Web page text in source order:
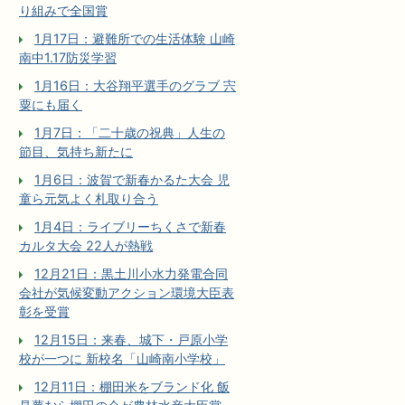
り組みで全国賞
1月17日：避難所での生活体験 山崎
南中1.17防災学習
1月16日：大谷翔平選手のグラブ 宍
粟にも届く
1月7日：「二十歳の祝典」人生の
節目、気持ち新たに
1月6日：波賀で新春かるた大会 児
童ら元気よく札取り合う
1月4日：ライブリーちくさで新春
カルタ大会 22人が熱戦
12月21日：黒土川小水力発電合同
会社が気候変動アクション環境大臣表
彰を受賞
12月15日：来春、城下・戸原小学
校が一つに 新校名「山崎南小学校」
12月11日：棚田米をブランド化 飯